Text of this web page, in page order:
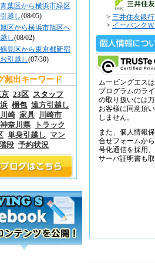
> 三井住友銀
> イーバンク
ムービングエスは
プログラムのラ
の取り扱いには
お客様に同意頂
しません。
また、個人情報
合せフォームか
号化通信を採用
サーバ証明書も取
葉区から横浜市緑区
越し(08/05)
区から横浜市旭区へ
し(08/02)
見区から東京都新宿
引越し(07/30)
頻出キーワード
23区 スタッフ
梱包 遠方引越し
川崎 家具 川崎市
神奈川県
トラック
単身引越し
マン
階段 予約状況